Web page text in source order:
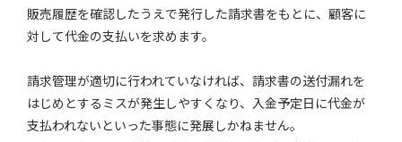
販売履歴を確認したうえで発行した請求書をもとに、顧客に
対して代金の支払いを求めます。
請求管理が適切に行われていなければ、請求書の送付漏れを
はじめとするミスが発生しやすくなり、入金予定日に代金が
支払われないといった事態に発展しかねません。